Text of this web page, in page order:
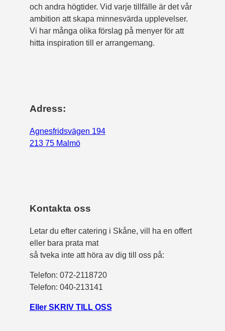
och andra högtider. Vid varje tillfälle är det vår
ambition att skapa minnesvärda upplevelser.
Vi har många olika förslag på menyer för att
hitta inspiration till er arrangemang.
Adress:
Agnesfridsvägen 194
213 75 Malmö
Kontakta oss
Letar du efter catering i Skåne, vill ha en offert
eller bara prata mat
så tveka inte att höra av dig till oss på:
Telefon: 072-2118720
Telefon: 040-213141
Eller SKRIV TILL OSS